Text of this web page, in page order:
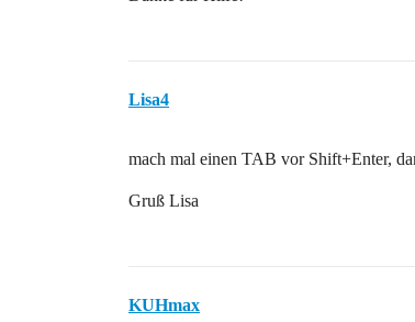
Lisa4
mach mal einen TAB vor Shift+Enter,
Gruß Lisa
KUHmax